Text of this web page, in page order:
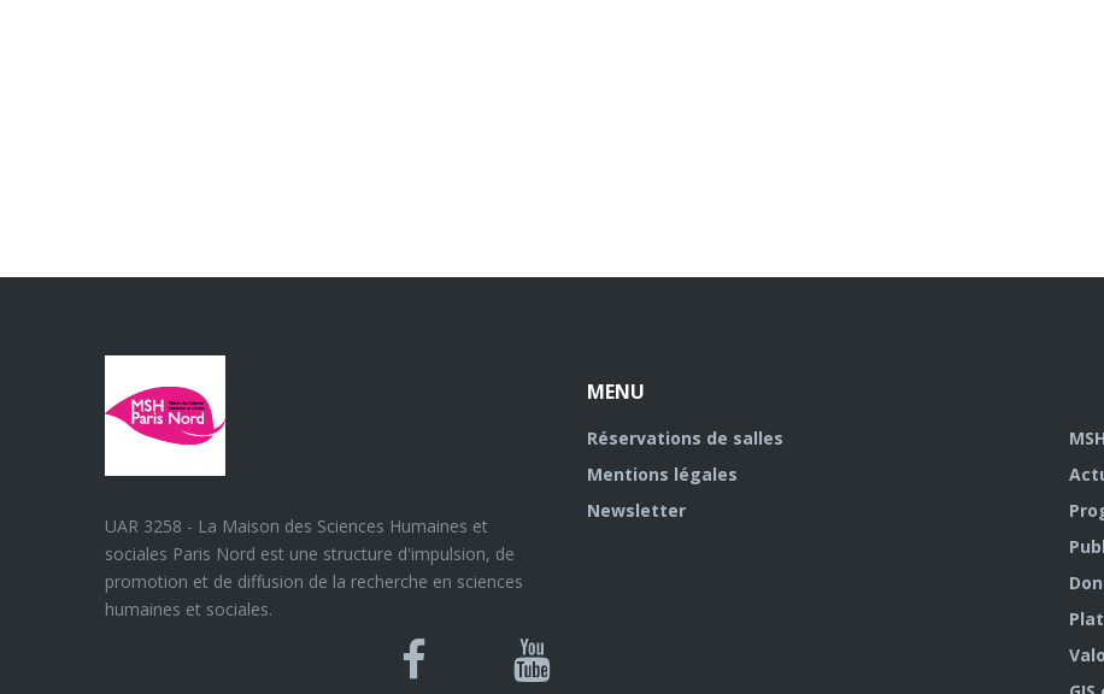
UAR 3258 - La Maison des Sciences Humaines et
sociales Paris Nord est une structure d'impulsion, de
promotion et de diffusion de la recherche en sciences
humaines et sociales.
Bluesky
Canal
MENU
Réservations de salles
Mentions légales
Newsletter